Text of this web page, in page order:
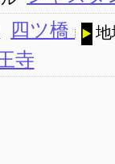
四ツ橋
寺